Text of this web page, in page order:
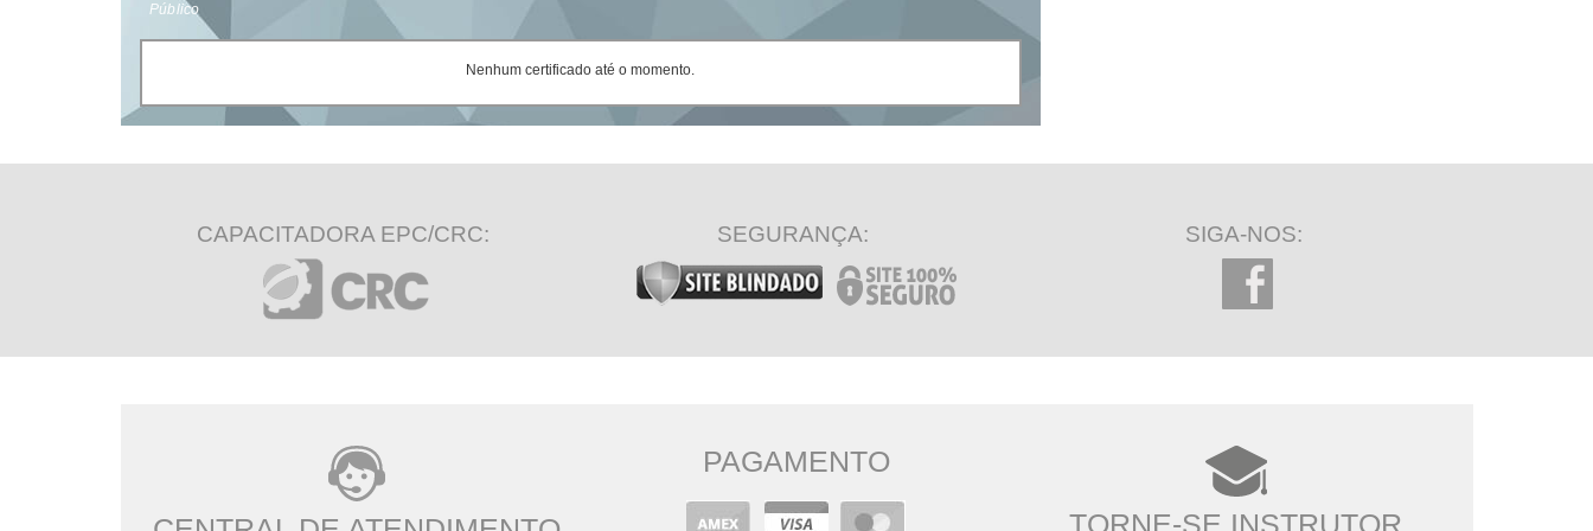
Público
Nenhum certificado até o momento.
CAPACITADORA EPC/CRC: SEGURANÇA: SIGA-NOS:
PAGAMENTO
TORNE-SE INSTRUTOR